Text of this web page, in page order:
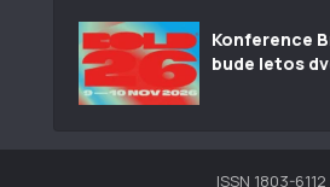
Konference
bude letos
ISSN 1803-6112